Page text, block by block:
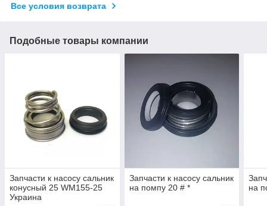
Все условия возврата
Подобные товары компании
Запчасти к насосу сальник
конусный 25 WM155-25
Украина
Запчасти к насосу сальник
на помпу 20 # *
на